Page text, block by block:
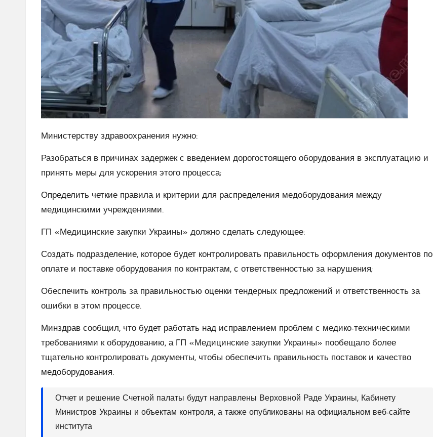
Министерству здравоохранения нужно:
Разобраться в причинах задержек с введением дорогостоящего оборудования в эксплуатацию и
принять меры для ускорения этого процесса;
Определить четкие правила и критерии для распределения медоборудования между
медицинскими учреждениями.
ГП «Медицинские закупки Украины» должно сделать следующее:
Создать подразделение, которое будет контролировать правильность оформления документов по
оплате и поставке оборудования по контрактам, с ответственностью за нарушения;
Обеспечить контроль за правильностью оценки тендерных предложений и ответственность за
ошибки в этом процессе.
Минздрав сообщил, что будет работать над исправлением проблем с медико-техническими
требованиями к оборудованию, а ГП «Медицинские закупки Украины» пообещало более
тщательно контролировать документы, чтобы обеспечить правильность поставок и качество
медоборудования.
Отчет и решение Счетной палаты будут направлены Верховной Раде Украины, Кабинету
Министров Украины и объектам контроля, а также опубликованы на официальном веб-сайте
института